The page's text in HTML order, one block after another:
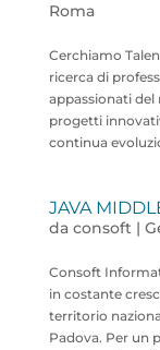
Roma
Cerchiamo
ricerca di
appassionati del
progetti
continua
JAVA
da consoft|
Consoft
in costante
territorio
Padova. Per un